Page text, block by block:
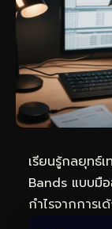
เรียนรู้กลยุทธ์
Bands แบบมือ
กำไรจากการ